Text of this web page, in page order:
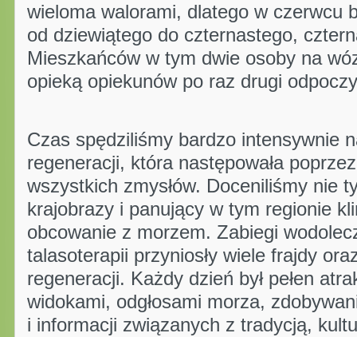
wieloma walorami, dlatego w czerwcu
od dziewiątego do czternastego,
Mieszkańców w tym dwie osoby na
opieką opiekunów po raz drugi
Czas spędziliśmy bardzo intensywnie
regeneracji, która następowała
wszystkich zmysłów. Doceniliśmy nie
krajobrazy i panujący w tym regionie
obcowanie z morzem. Zabiegi
talasoterapii przyniosły wiele frajdy
regeneracji. Każdy dzień był pełen
widokami, odgłosami morza,
i informacji związanych z tradycją,